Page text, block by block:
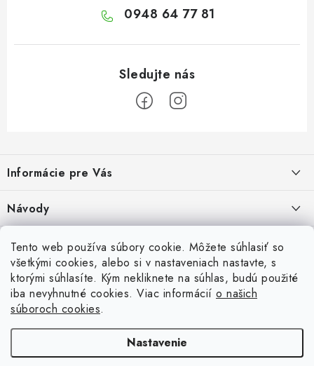
Tento web používa súbory cookie. Môžete súhlasiť so
všetkými cookies, alebo si v nastaveniach nastavte, s
ktorými súhlasíte. Kým nekliknete na súhlas, budú použité
iba nevyhnutné cookies. Viac informácií o našich
súboroch cookies.
Nastavenie
0948 64 77 81
p
ä
t
Informácie pre Vás
Recenzie na Heureke
Garancia najnižšej ceny
Obchodné podmienky
Podmienky ochrany osobných údajov
Návody
10.9.2024
Návod na osadenie fólie proti burine pod plot
6.9.2023
Návod na vyškárovanie betónového plotu
Overené zákazníkmi
Prijímame online platby
Betónové ploty